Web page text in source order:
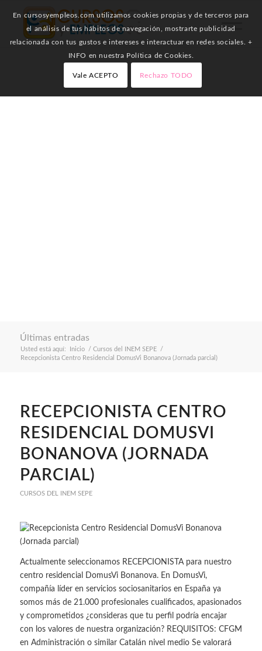
Últimas entradas
Usted está aquí: Inicio / Cursos del INEM SEPE
/
Recepcionista Centro Residencial DomusVi Bonanova (Jornada parcial)
RECEPCIONISTA CENTRO
RESIDENCIAL DOMUSVI
BONANOVA (JORNADA
PARCIAL)
CURSOS DEL INEM SEPE
Actualmente seleccionamos RECEPCIONISTA para nuestro
centro residencial DomusVi Bonanova. En DomusVi,
compañía líder en servicios sociosanitarios en España ya
somos más de 21.000 profesionales cualificados, apasionados
y comprometidos ¿consideras que tu perfil podría encajar
con los valores de nuestra organización? REQUISITOS: CFGM
en Administración o similar Catalán nivel medio Se valorará
En cursosyempleos.com utilizamos cookies propias y de terceros para
el análisis de tus hábitos de navegación, mostrarte publicidad
relacionada con tus gustos e intereses e interactuar en redes sociales. +
INFO en nuestra Política de Cookies.
Vale ACEPTO Rechazo TODO